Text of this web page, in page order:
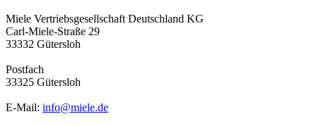
Miele Vertriebsgesellschaft Deutschland KG
Carl-Miele-Straße 29
33332 Gütersloh
Postfach
33325 Gütersloh
E-Mail: info@miele.de